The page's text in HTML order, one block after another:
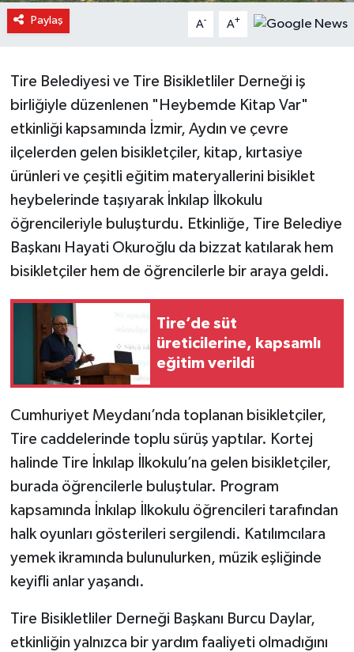
Paylaş A- A+
Tire Belediyesi ve Tire Bisikletliler Derneği iş
birliğiyle düzenlenen "Heybemde Kitap Var"
etkinliği kapsamında İzmir, Aydın ve çevre
ilçelerden gelen bisikletçiler, kitap, kırtasiye
ürünleri ve çeşitli eğitim materyallerini bisiklet
heybelerinde taşıyarak İnkılap İlkokulu
öğrencileriyle buluşturdu. Etkinliğe, Tire Belediye
Başkanı Hayati Okuroğlu da bizzat katılarak hem
bisikletçiler hem de öğrencilerle bir araya geldi.
Tire’de süt
üreticilerine, kapsamlı
eğitim verildi
Cumhuriyet Meydanı’nda toplanan bisikletçiler,
Tire caddelerinde toplu sürüş yaptılar. Kortej
halinde Tire İnkılap İlkokulu’na gelen bisikletçiler,
burada öğrencilerle buluştular. Program
kapsamında İnkılap İlkokulu öğrencileri tarafından
halk oyunları gösterileri sergilendi. Katılımcılara
yemek ikramında bulunulurken, müzik eşliğinde
keyifli anlar yaşandı.
Tire Bisikletliler Derneği Başkanı Burcu Daylar,
etkinliğin yalnızca bir yardım faaliyeti olmadığını